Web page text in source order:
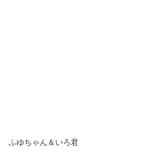
ふゆちゃん＆いろ君